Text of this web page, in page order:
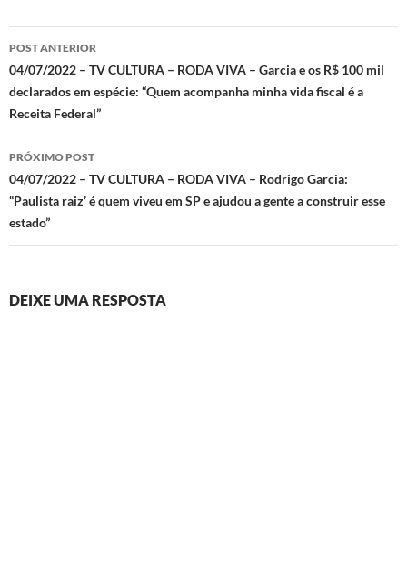
Navegação
de
posts
POST ANTERIOR
04/07/2022 – TV CULTURA – RODA VIVA – Garcia e os R$ 100 mil
declarados em espécie: “Quem acompanha minha vida fiscal é a
Receita Federal”
PRÓXIMO POST
04/07/2022 – TV CULTURA – RODA VIVA – Rodrigo Garcia:
“Paulista raiz’ é quem viveu em SP e ajudou a gente a construir esse
estado”
DEIXE UMA RESPOSTA